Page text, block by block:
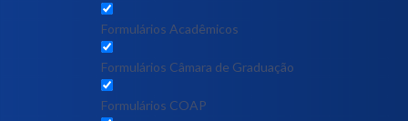
Formulários Acadêmicos
Formulários Câmara de Graduação
Formulários COAP